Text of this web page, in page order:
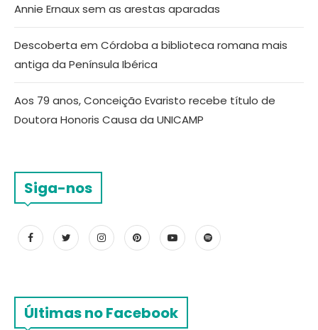
Annie Ernaux sem as arestas aparadas
Descoberta em Córdoba a biblioteca romana mais
antiga da Península Ibérica
Aos 79 anos, Conceição Evaristo recebe título de
Doutora Honoris Causa da UNICAMP
Siga-nos
Últimas no Facebook